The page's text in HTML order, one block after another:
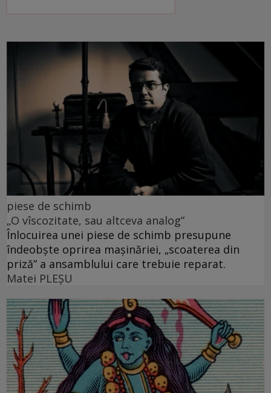
piese de schimb
„O vîscozitate, sau altceva analog”
Înlocuirea unei piese de schimb presupune
îndeobște oprirea mașinăriei, „scoaterea din
priză” a ansamblului care trebuie reparat.
Matei PLEŞU